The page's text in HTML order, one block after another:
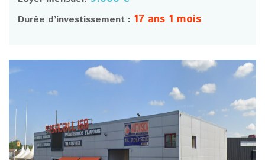
Durée d’investissement : 17 ans 1 mois